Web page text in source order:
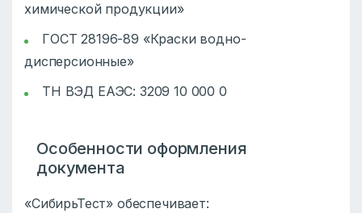
химической продукции»
ГОСТ 28196-89 «Краски водно-
дисперсионные»
ТН ВЭД ЕАЭС: 3209 10 000 0
Особенности оформления
документа
«СибирьТест» обеспечивает: